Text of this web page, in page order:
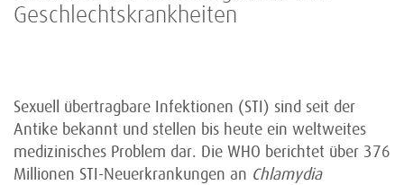
Geschlechtskrankheiten
Sexuell übertragbare Infektionen (STI) sind seit der
Antike bekannt und stellen bis heute ein weltweites
medizinisches Problem dar. Die WHO berichtet über 376
Millionen STI-Neuerkrankungen an Chlamydia